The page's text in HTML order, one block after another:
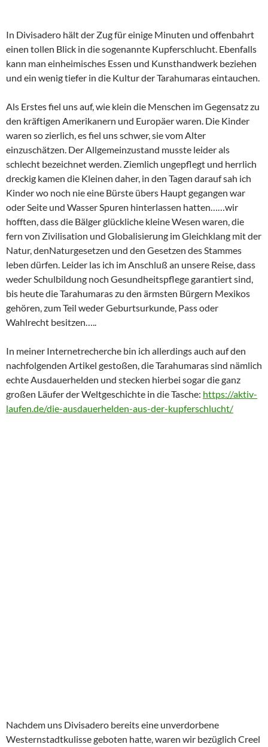
In Divisadero hält der Zug für einige Minuten und offenbahrt
einen tollen Blick in die sogenannte Kupferschlucht. Ebenfalls
kann man einheimisches Essen und Kunsthandwerk beziehen
und ein wenig tiefer in die Kultur der Tarahumaras eintauchen.
Als Erstes fiel uns auf, wie klein die Menschen im Gegensatz zu
den kräftigen Amerikanern und Europäer waren. Die Kinder
waren so zierlich, es fiel uns schwer, sie vom Alter
einzuschätzen. Der Allgemeinzustand musste leider als
schlecht bezeichnet werden. Ziemlich ungepflegt und herrlich
dreckig kamen die Kleinen daher, in den Tagen darauf sah ich
Kinder wo noch nie eine Bürste übers Haupt gegangen war
oder Seite und Wasser Spuren hinterlassen hatten……wir
hofften, dass die Bälger glückliche kleine Wesen waren, die
fern von Zivilisation und Globalisierung im Gleichklang mit der
Natur, denNaturgesetzen und den Gesetzen des Stammes
leben dürfen. Leider las ich im Anschluß an unsere Reise, dass
weder Schulbildung noch Gesundheitspflege garantiert sind,
bis heute die Tarahumaras zu den ärmsten Bürgern Mexikos
gehören, zum Teil weder Geburtsurkunde, Pass oder
Wahlrecht besitzen…..
In meiner Internetrecherche bin ich allerdings auch auf den
nachfolgenden Artikel gestoßen, die Tarahumaras sind nämlich
echte Ausdauerhelden und stecken hierbei sogar die ganz
großen Läufer der Weltgeschichte in die Tasche: https://aktiv-
laufen.de/die-ausdauerhelden-aus-der-kupferschlucht/
Nachdem uns Divisadero bereits eine unverdorbene
Westernstadtkulisse geboten hatte, waren wir bezüglich Creel